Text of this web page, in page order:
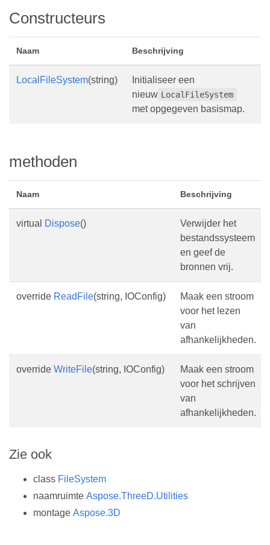
Constructeurs
Naam Beschrijving
LocalFileSystem(string)
Initialiseer een
nieuw LocalFileSystem
met opgegeven basismap.
methoden
Naam Beschrijving
virtual Dispose()
Verwijder het
bestandssysteem
en geef de
bronnen vrij.
override ReadFile(string, IOConfig)
Maak een stroom
voor het lezen
van
afhankelijkheden.
override WriteFile(string, IOConfig)
Maak een stroom
voor het schrijven
van
afhankelijkheden.
Zie ook
class FileSystem
naamruimte Aspose.ThreeD.Utilities
montage Aspose.3D